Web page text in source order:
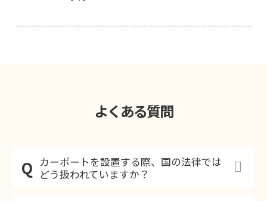
よくある質問
カーポートを設置する際、国の法律では
どう扱われていますか？